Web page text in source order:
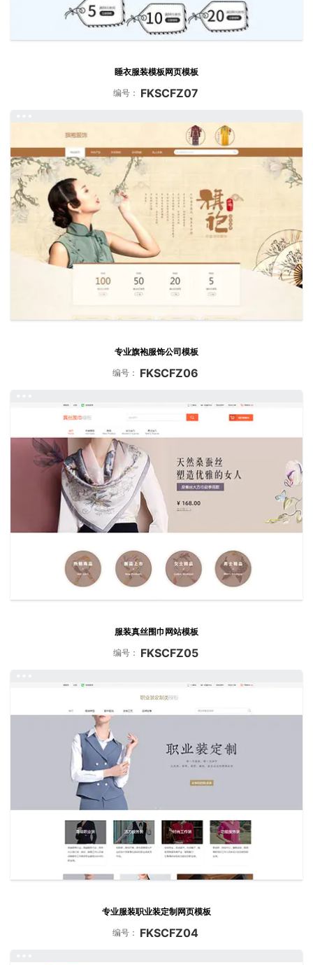
睡衣服装模板网页模板
编号： FKSCFZ07
专业旗袍服饰公司模板
编号： FKSCFZ06
服装真丝围巾网站模板
编号： FKSCFZ05
专业服装职业装定制网页模板
编号： FKSCFZ04